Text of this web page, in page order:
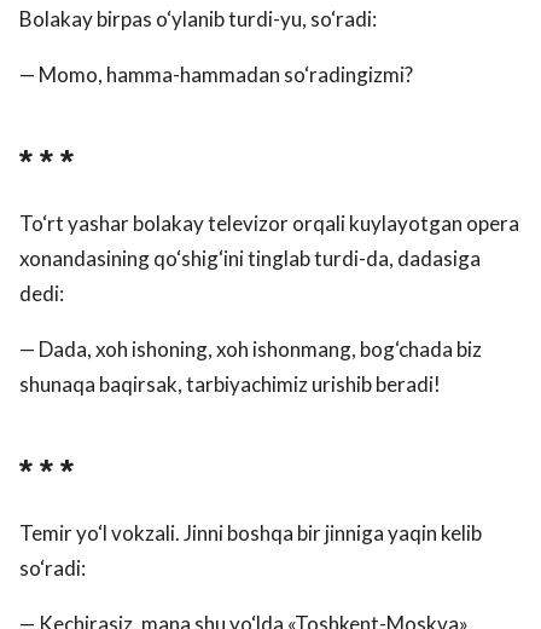
Bolakay birpas o‘ylanib turdi-yu, so‘radi:
— Momo, hamma-hammadan so‘radingizmi?
* * *
To‘rt yashar bolakay televizor orqali kuylayotgan opera
xonandasining qo‘shig‘ini tinglab turdi-da, dadasiga
dedi:
— Dada, xoh ishoning, xoh ishonmang, bog‘chada biz
shunaqa baqirsak, tarbiyachimiz urishib beradi!
* * *
Temir yo‘l vokzali. Jinni boshqa bir jinniga yaqin kelib
so‘radi:
— Kechirasiz, mana shu yo‘lda «Toshkent-Moskva»